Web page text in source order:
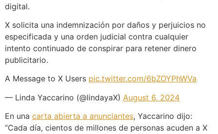
digital.
X solicita una indemnización por daños y perjuicios no
especificada y una orden judicial contra cualquier
intento continuado de conspirar para retener dinero
publicitario.
A Message to X Users pic.twitter.com/6bZOYPhWVa
— Linda Yaccarino (@lindayaX) August 6, 2024
En una carta abierta a anunciantes, Yaccarino dijo:
“Cada día, cientos de millones de personas acuden a X